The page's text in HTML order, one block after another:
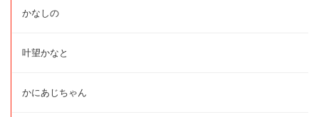
かなしの
叶望かなと
かにあじちゃん